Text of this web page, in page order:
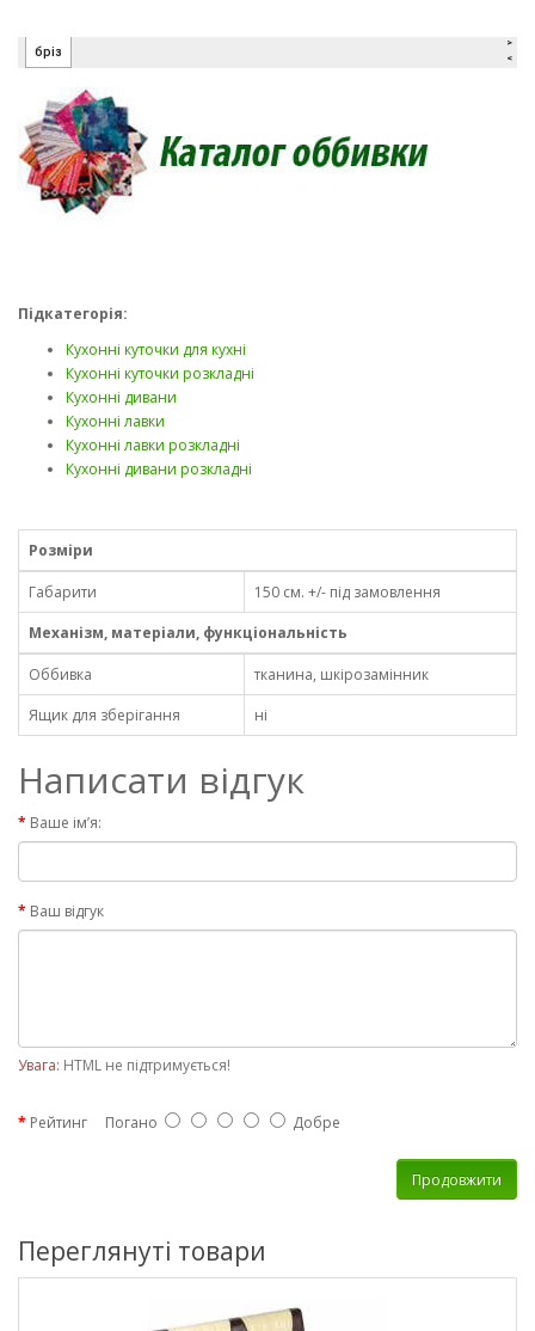
Підкатегорія:
Кухонні куточки для кухні
Кухонні куточки розкладні
Кухонні дивани
Кухонні лавки
Кухонні лавки розкладні
Кухонні дивани розкладні
Розміри
Габарити
150 см. +/- під замовлення
Механізм, матеріали, функціональність
Оббивка
тканина, шкірозамінник
Ящик для зберігання
ні
Написати відгук
Ваше ім’я:
Ваш відгук
Увага: HTML не підтримується!
Рейтинг Погано Добре
Продовжити
Переглянуті товари